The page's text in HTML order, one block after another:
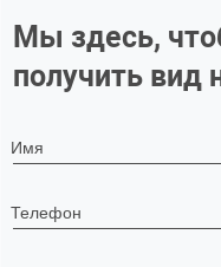
Мы здесь,
получить вид
Имя
Телефон